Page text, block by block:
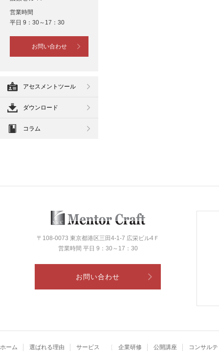
営業時間
平日 9：30～17：30
お問い合わせ
アセスメントツール
ダウンロード
コラム
〒108-0073 東京都港区三田4-1-7 広栄ビル4Ｆ
営業時間 平日 9：30～17：30
お問い合わせ
ホーム 選ばれる理由 サービス 企業研修 公開講座 コンサル